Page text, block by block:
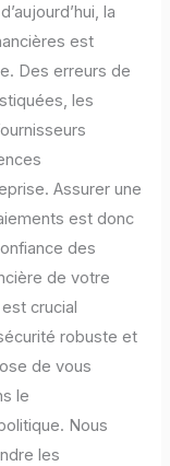
la
est
Des erreurs de
les
Assurer une
est donc
des
de votre
crucial
robuste et
de vous
le
Nous
les